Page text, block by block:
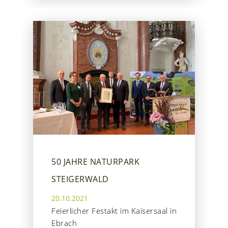
50 JAHRE NATURPARK
STEIGERWALD
20.10.2021
Feierlicher Festakt im Kaisersaal in
Ebrach